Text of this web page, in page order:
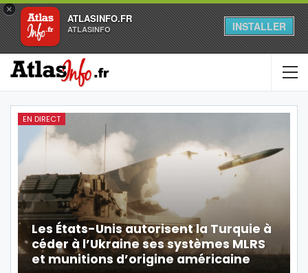
×
ATLASINFO.FR
ATLASINFO INSTALLER
EN DIRECT
Les États-Unis autorisent la Turquie à
céder à l’Ukraine ses systèmes MLRS
et munitions d’origine américaine